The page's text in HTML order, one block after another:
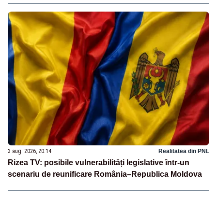
3 aug. 2026, 20:14 Realitatea din PNL
Rizea TV: posibile vulnerabilități legislative într-un
scenariu de reunificare România–Republica Moldova